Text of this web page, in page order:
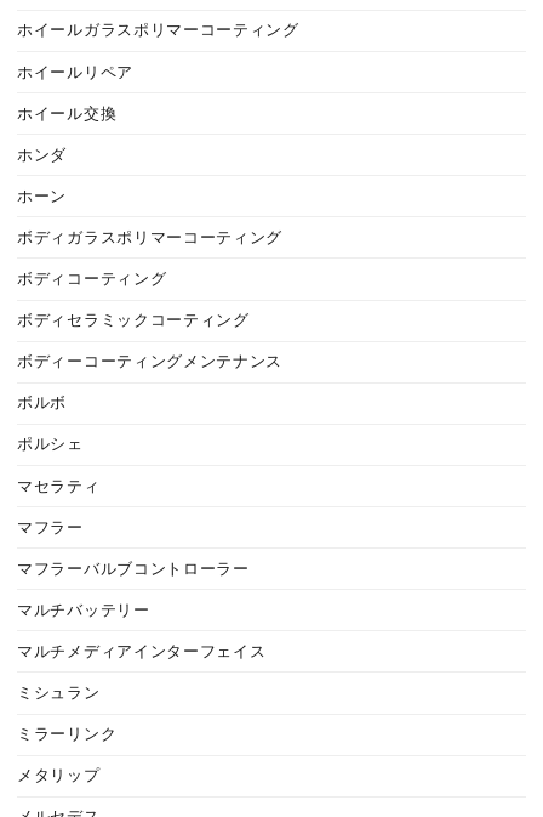
ホイールガラスポリマーコーティング
ホイールリペア
ホイール交換
ホンダ
ホーン
ボディガラスポリマーコーティング
ボディコーティング
ボディセラミックコーティング
ボディーコーティングメンテナンス
ボルボ
ポルシェ
マセラティ
マフラー
マフラーバルブコントローラー
マルチバッテリー
マルチメディアインターフェイス
ミシュラン
ミラーリンク
メタリップ